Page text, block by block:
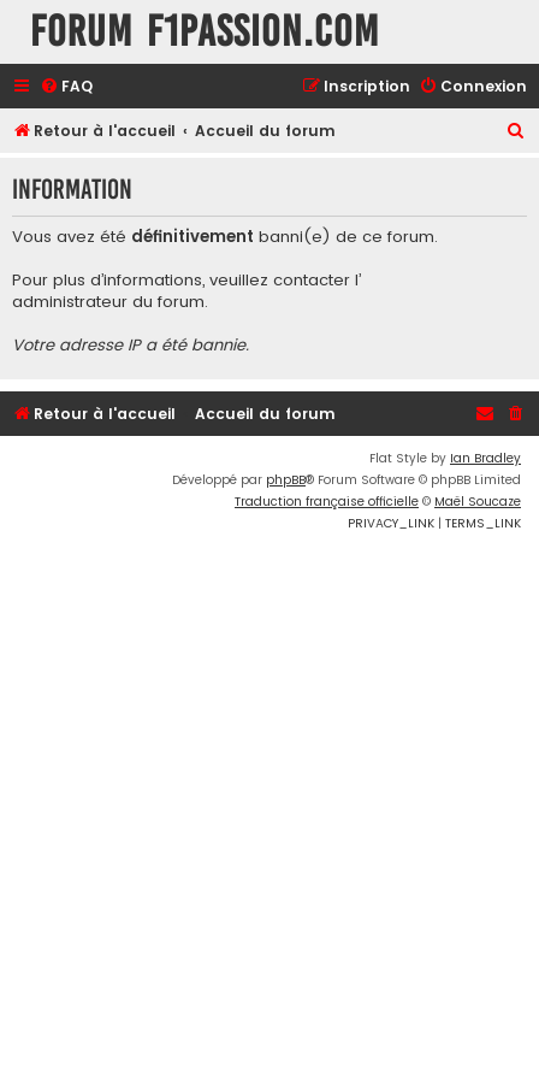
Forum F1Passion.com
FAQ Connexion
Inscription
Retour à l'accueil Accueil du forum
h
Information
Vous avez été définitivement banni(e) de ce forum.
Pour plus d’informations, veuillez contacter l’
administrateur du forum.
Votre adresse IP a été bannie.
Retour à l'accueil Accueil du forum
Flat Style by Ian Bradley
Développé par phpBB® Forum Software © phpBB Limited
Traduction française officielle © Maël Soucaze
PRIVACY_LINK | TERMS_LINK